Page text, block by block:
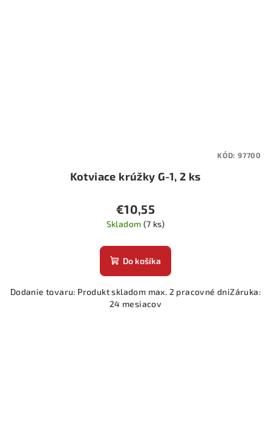
Kotviace krúžky G-1, 2 ks
€10,55
Skladom (7 ks)
Do košíka
Dodanie tovaru: Produkt skladom max. 2 pracovné dniZáruka:
24 mesiacov
KÓD: 97700